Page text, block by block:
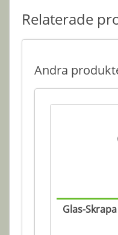
Relaterade
Andra
Glas-Skrapa